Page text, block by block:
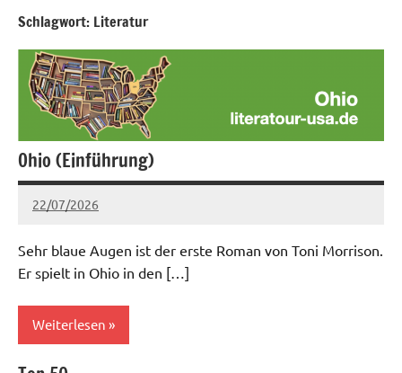
Schlagwort: Literatur
Ohio (Einführung)
22/07/2026
admin
Sehr blaue Augen ist der erste Roman von Toni Morrison.
Er spielt in Ohio in den […]
Weiterlesen